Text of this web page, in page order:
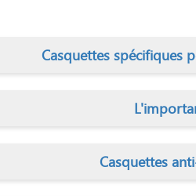
Casquettes spécifiques
Casquettes